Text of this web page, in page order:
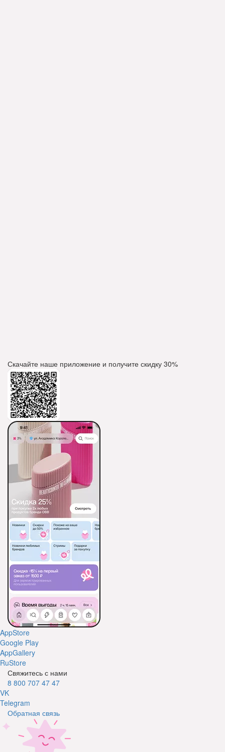
Скачайте наше приложение и получите скидку 30%
AppStore
Google Play
AppGallery
RuStore
Свяжитесь с нами
8 800 707 47 47
VK
Telegram
Обратная связь